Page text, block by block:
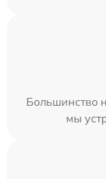
Большинство
мы